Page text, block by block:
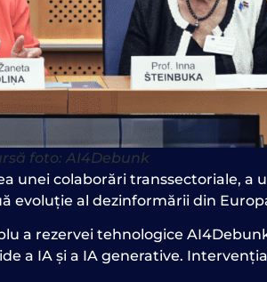
foto: AI4Debunk
colaborări transsectoriale, a
evoluție al dezinformării din
a rezervei tehnologice
a IA și a IA generative.